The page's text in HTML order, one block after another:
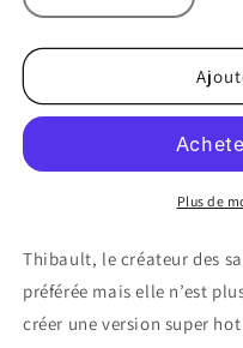
la
quantité
Fumata
la
quantité
Fumata
Plus de
Thibault, le créateur des
préférée mais elle n’est
créer une version super hot